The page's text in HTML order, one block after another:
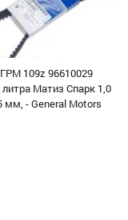
109z 96610029
литра Матиз Спарк 1,0
мм, - General Motors